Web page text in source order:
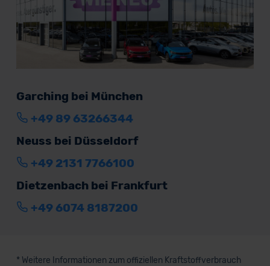
Garching bei München
+49 89 63266344
Neuss bei Düsseldorf
+49 2131 7766100
Dietzenbach bei Frankfurt
+49 6074 8187200
* Weitere Informationen zum offiziellen Kraftstoffverbrauch